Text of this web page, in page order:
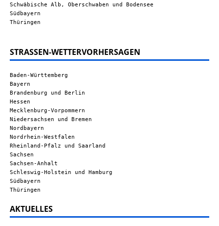
Schwäbische Alb, Oberschwaben und Bodensee
Südbayern
Thüringen
STRASSEN-WETTERVORHERSAGEN
Baden-Württemberg
Bayern
Brandenburg und Berlin
Hessen
Mecklenburg-Vorpommern
Niedersachsen und Bremen
Nordbayern
Nordrhein-Westfalen
Rheinland-Pfalz und Saarland
Sachsen
Sachsen-Anhalt
Schleswig-Holstein und Hamburg
Südbayern
Thüringen
AKTUELLES